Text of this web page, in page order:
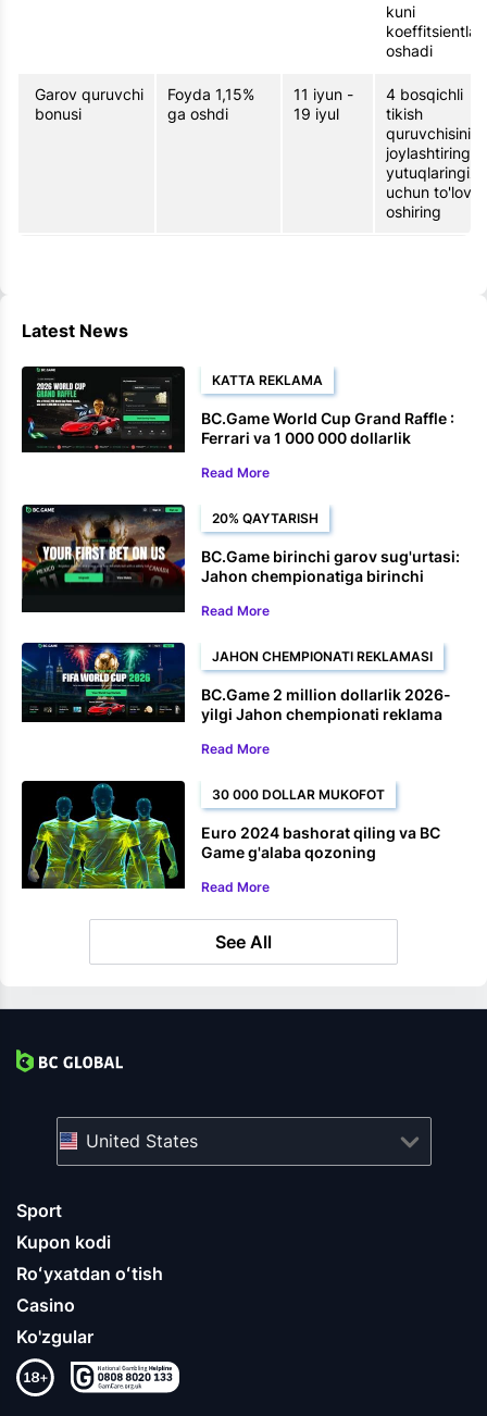
kuni
koeffitsientlar
oshadi
Garov quruvchi
bonusi
Foyda 1,15%
ga oshdi
11 iyun -
19 iyul
4 bosqichli
tikish
quruvchisini
joylashtiring
yutuqlaringiz
uchun to'lovni
oshiring
Latest News
KATTA REKLAMA
BC.Game World Cup Grand Raffle :
Ferrari va 1 000 000 dollarlik
Read More
20% QAYTARISH
BC.Game birinchi garov sug'urtasi:
Jahon chempionatiga birinchi
qaytarib oling
Read More
JAHON CHEMPIONATI REKLAMASI
BC.Game 2 million dollarlik 2026-
yilgi Jahon chempionati reklama
Read More
30 000 DOLLAR MUKOFOT
Euro 2024 bashorat qiling va BC
Game g'alaba qozoning
Read More
See All
Sport
Kupon kodi
Roʻyxatdan oʻtish
Casino
Ko'zgular
United States